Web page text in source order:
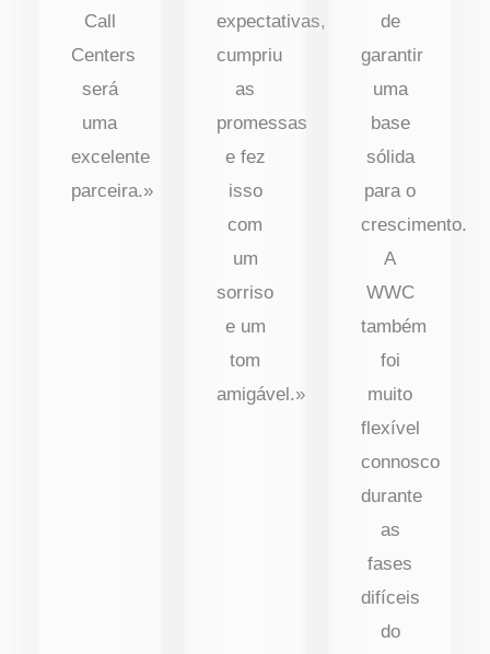
Call
Centers
será
uma
excelente
parceira.»
expectativas,
cumpriu
as
promessas
e fez
isso
com
um
sorriso
e um
tom
amigável.»
de
garantir
uma
base
sólida
para o
crescimento.
A
WWC
também
foi
muito
flexível
connosco
durante
as
fases
difíceis
do